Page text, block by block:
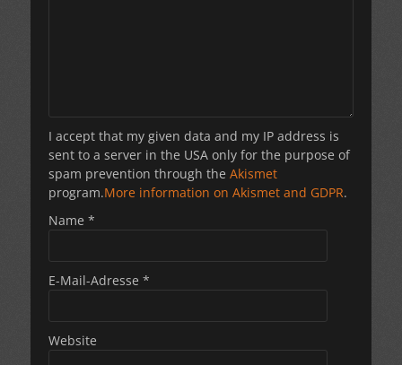
I accept that my given data and my IP address is
sent to a server in the USA only for the purpose of
spam prevention through the Akismet
program.More information on Akismet and GDPR.
Name *
E-Mail-Adresse *
Website